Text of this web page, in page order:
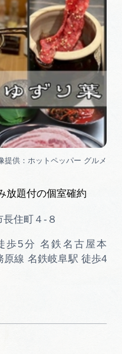
放題付の個室確約
住町４-８
歩5分 名鉄名古屋本
原線 名鉄岐阜駅 徒歩4